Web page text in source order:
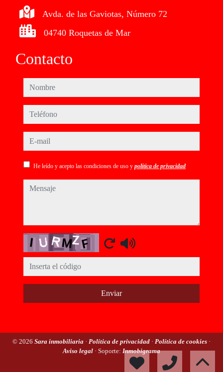
Avda. de las Gaviotas, Número 72
04740 Roquetas de Mar
Contacto
nombre
teléfono
e-mail
He leído y acepto las condiciones de uso y política de privacidad
mensaje
Captcha
Enviar
© 2026 Sara inmobiliaria · Política de privacidad · Política de cookies ·
Aviso legal · Soporte: Inmobigrama